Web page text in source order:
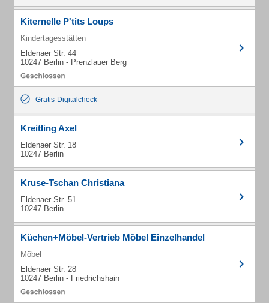
Kiternelle P'tits Loups
Kindertagesstätten
Eldenaer Str. 44
10247 Berlin - Prenzlauer Berg
Gratis-Digitalcheck
Kreitling Axel
Eldenaer Str. 18
10247 Berlin
Kruse-Tschan Christiana
Eldenaer Str. 51
10247 Berlin
Küchen+Möbel-Vertrieb Möbel Einzelhandel
Möbel
Eldenaer Str. 28
10247 Berlin - Friedrichshain